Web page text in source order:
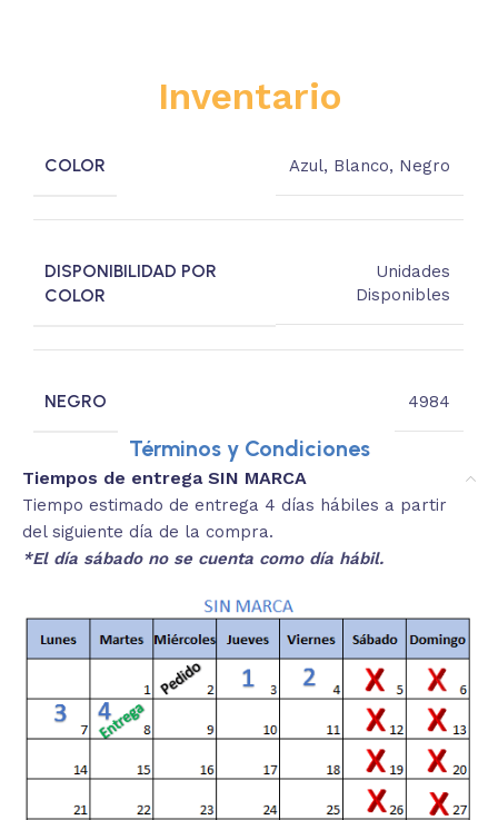
Inventario
COLOR Azul, Blanco, Negro
DISPONIBILIDAD POR
COLOR
Unidades
Disponibles
NEGRO 4984
Términos y Condiciones
Tiempos de entrega SIN MARCA
Tiempo estimado de entrega 4 días hábiles a partir
del siguiente día de la compra.
*El día sábado no se cuenta como día hábil.